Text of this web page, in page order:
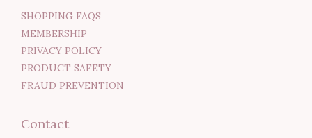
SHOPPING FAQS
MEMBERSHIP
PRIVACY POLICY
PRODUCT SAFETY
FRAUD PREVENTION
Contact